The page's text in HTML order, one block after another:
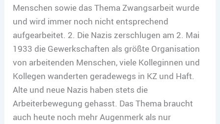
Menschen sowie das Thema Zwangsarbeit wurde
und wird immer noch nicht entsprechend
aufgearbeitet. 2. Die Nazis zerschlugen am 2. Mai
1933 die Gewerkschaften als größte Organisation
von arbeitenden Menschen, viele Kolleginnen und
Kollegen wanderten geradewegs in KZ und Haft.
Alte und neue Nazis haben stets die
Arbeiterbewegung gehasst. Das Thema braucht
auch heute noch mehr Augenmerk als nur